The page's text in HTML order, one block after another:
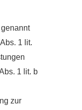
1 lit.
1 lit. b
zur